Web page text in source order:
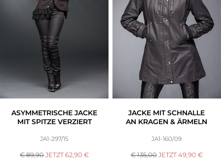
ASYMMETRISCHE JACKE
MIT SPITZE VERZIERT
JA1-297/15
€ 89,90JETZT62,90 €
JACKE MIT SCHNALLE
AN KRAGEN & ÄRMELN
JA1-160/09
€ 135,00 JETZT49,90 €